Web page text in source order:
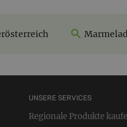
UNSERE SERVICES
Regionale Produkte